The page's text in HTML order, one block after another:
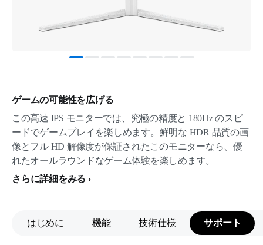
ゲームの可能性を広げる
この高速 IPS モニターでは、究極の精度と 180Hz のスピ
ードでゲームプレイを楽しめます。鮮明な HDR 品質の画
像とフル HD 解像度が保証されたこのモニターなら、優
れたオールラウンドなゲーム体験を楽しめます。
さらに詳細をみる
はじめに 機能 技術仕様 サポート